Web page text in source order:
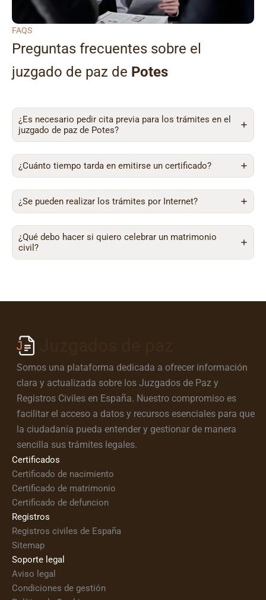
FAQS
Preguntas frecuentes sobre el
juzgado de paz de Potes
¿Es necesario pedir cita previa para los trámites en el
juzgado de paz de Potes?
¿Cuánto tiempo tarda en emitirse un certificado?
¿Se pueden realizar los trámites por Internet?
¿Qué debo hacer si quiero celebrar un matrimonio
civil?
Somos una plataforma dedicada a ofrecer información
clara y actualizada sobre los Juzgados de Paz y
Registros Civiles en España. Nuestro compromiso es
facilitar el acceso a datos y recursos esenciales para que
la ciudadanía pueda entender y gestionar de manera
sencilla sus trámites legales.
Certificados
Certificado de nacimiento
Certificado de matrimonio
Certificado de defuncion
Registros
Registros civiles de España
Sitemap
Soporte legal
Aviso legal
Condiciones de gestión